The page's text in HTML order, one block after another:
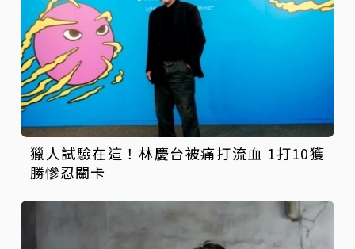
獵人試驗在這！林慶台被痛打流血 1打10獲
勝慘忍關卡